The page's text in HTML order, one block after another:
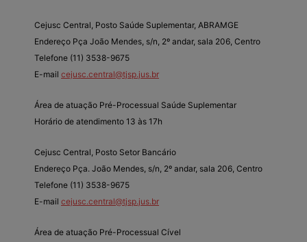
Cejusc Central, Posto Saúde Suplementar, ABRAMGE
Endereço Pça João Mendes, s/n, 2º andar, sala 206, Centro
Telefone (11) 3538-9675
E-mail cejusc.central@tjsp.jus.br
Área de atuação Pré-Processual Saúde Suplementar
Horário de atendimento 13 às 17h
Cejusc Central, Posto Setor Bancário
Endereço Pça. João Mendes, s/n, 2º andar, sala 206, Centro
Telefone (11) 3538-9675
E-mail cejusc.central@tjsp.jus.br
Área de atuação Pré-Processual Cível